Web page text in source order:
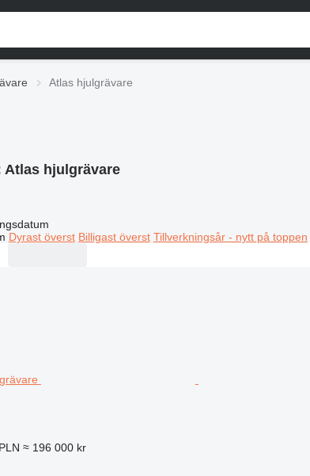
Atlas hjulgrävare
Atlas hjulgrävare
Dyrast överst Billigast överst Tillverkningsår - nytt på toppen
≈ 196 000 kr